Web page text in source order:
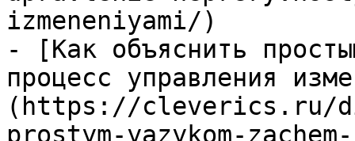
izmeneniyami/)
- [Как объяснить
процесс управления
(https://cleverics.ru/
prostym-yazykom-